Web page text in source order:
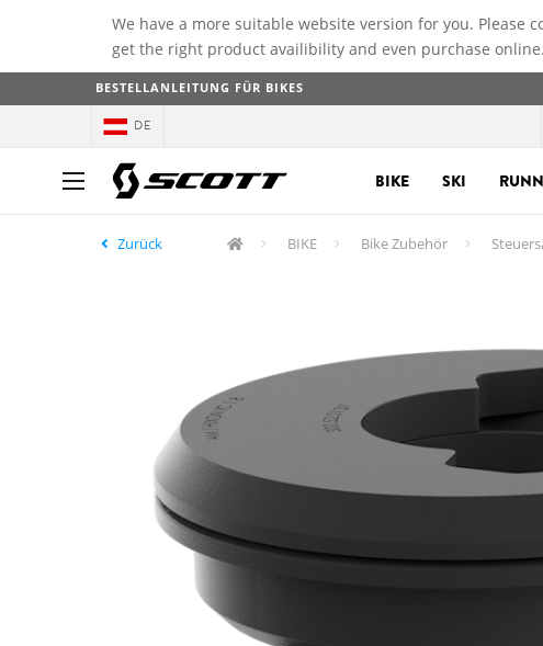
We have a more suitable website version for you. Please
get the right product availibility and even purchase online.
BESTELLANLEITUNG FÜR BIKES
DE
BIKE SKI
Zurück BIKE Bike Zubehör